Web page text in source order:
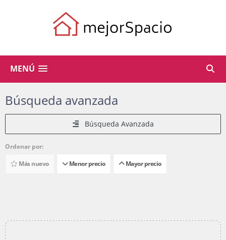
MENÚ
Búsqueda avanzada
Búsqueda Avanzada
Ordenar por:
Más nuevo
Menor precio Mayor precio